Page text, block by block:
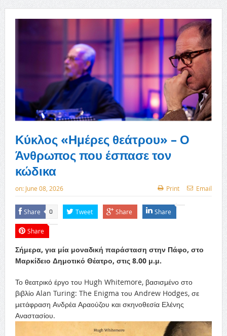
Κύκλος «Ημέρες θεάτρου» – Ο
Άνθρωπος που έσπασε τον
κώδικα
on: June 08, 2026 Print Email
Share 0 Tweet Share Share
Share
Σήμερα, για μία μοναδική παράσταση στην Πάφο, στο
Μαρκίδειο Δημοτικό Θέατρο, στις 8.00 μ.μ.
Το θεατρικό έργο του Hugh Whitemore, βασισμένο στο
βιβλίο Alan Turing: The Enigma του Andrew Hodges, σε
μετάφραση Ανδρέα Αραούζου και σκηνοθεσία Ελένης
Αναστασίου.